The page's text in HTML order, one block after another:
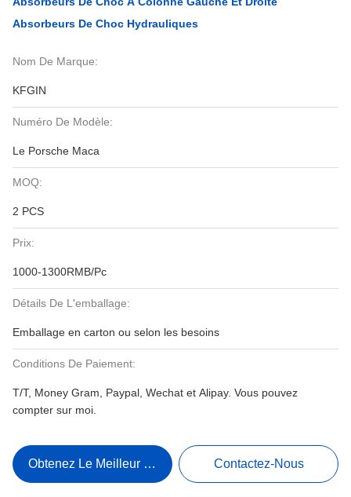
Absorbeurs De Choc Hydrauliques
Nom De Marque:
KFGIN
Numéro De Modèle:
Le Porsche Maca
MOQ:
2 PCS
Prix:
1000-1300RMB/Pc
Détails De L'emballage:
Emballage en carton ou selon les besoins
Conditions De Paiement:
T/T, Money Gram, Paypal, Wechat et Alipay. Vous pouvez
compter sur moi.
Obtenez Le Meilleur Prix Contactez-Nous